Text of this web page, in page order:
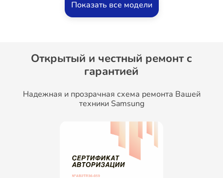
Показать все модели
Открытый и честный ремонт c
гарантией
Надежная и прозрачная схема ремонта Вашей
техники Samsung